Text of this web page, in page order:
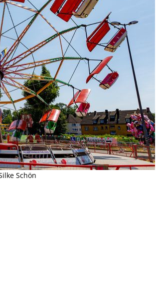
Schön
Rheinkirmes Düsseldorf 2022
Auch im Jahr 2026 immer noch mal einen Blick
Wert, die Rheinkirmes aus dem Jahr 2022. Am
Sonntag Nachmittag waren wir bei herrlichem
Sommerw...
Zur Bildgalerie